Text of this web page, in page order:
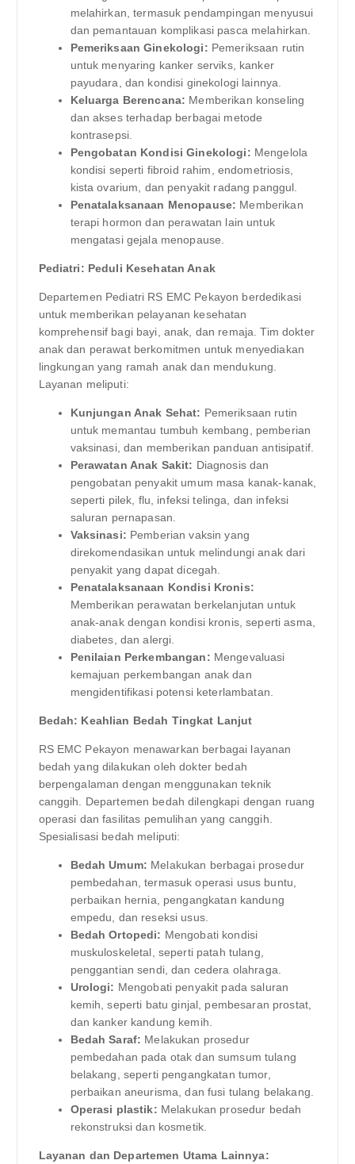
melahirkan, termasuk pendampingan menyusui
dan pemantauan komplikasi pasca melahirkan.
Pemeriksaan Ginekologi: Pemeriksaan rutin
untuk menyaring kanker serviks, kanker
payudara, dan kondisi ginekologi lainnya.
Keluarga Berencana: Memberikan konseling
dan akses terhadap berbagai metode
kontrasepsi.
Pengobatan Kondisi Ginekologi: Mengelola
kondisi seperti fibroid rahim, endometriosis,
kista ovarium, dan penyakit radang panggul.
Penatalaksanaan Menopause: Memberikan
terapi hormon dan perawatan lain untuk
mengatasi gejala menopause.
Pediatri: Peduli Kesehatan Anak
Departemen Pediatri RS EMC Pekayon berdedikasi
untuk memberikan pelayanan kesehatan
komprehensif bagi bayi, anak, dan remaja. Tim dokter
anak dan perawat berkomitmen untuk menyediakan
lingkungan yang ramah anak dan mendukung.
Layanan meliputi:
Kunjungan Anak Sehat: Pemeriksaan rutin
untuk memantau tumbuh kembang, pemberian
vaksinasi, dan memberikan panduan antisipatif.
Perawatan Anak Sakit: Diagnosis dan
pengobatan penyakit umum masa kanak-kanak,
seperti pilek, flu, infeksi telinga, dan infeksi
saluran pernapasan.
Vaksinasi: Pemberian vaksin yang
direkomendasikan untuk melindungi anak dari
penyakit yang dapat dicegah.
Penatalaksanaan Kondisi Kronis:
Memberikan perawatan berkelanjutan untuk
anak-anak dengan kondisi kronis, seperti asma,
diabetes, dan alergi.
Penilaian Perkembangan: Mengevaluasi
kemajuan perkembangan anak dan
mengidentifikasi potensi keterlambatan.
Bedah: Keahlian Bedah Tingkat Lanjut
RS EMC Pekayon menawarkan berbagai layanan
bedah yang dilakukan oleh dokter bedah
berpengalaman dengan menggunakan teknik
canggih. Departemen bedah dilengkapi dengan ruang
operasi dan fasilitas pemulihan yang canggih.
Spesialisasi bedah meliputi:
Bedah Umum: Melakukan berbagai prosedur
pembedahan, termasuk operasi usus buntu,
perbaikan hernia, pengangkatan kandung
empedu, dan reseksi usus.
Bedah Ortopedi: Mengobati kondisi
muskuloskeletal, seperti patah tulang,
penggantian sendi, dan cedera olahraga.
Urologi: Mengobati penyakit pada saluran
kemih, seperti batu ginjal, pembesaran prostat,
dan kanker kandung kemih.
Bedah Saraf: Melakukan prosedur
pembedahan pada otak dan sumsum tulang
belakang, seperti pengangkatan tumor,
perbaikan aneurisma, dan fusi tulang belakang.
Operasi plastik: Melakukan prosedur bedah
rekonstruksi dan kosmetik.
Layanan dan Departemen Utama Lainnya: